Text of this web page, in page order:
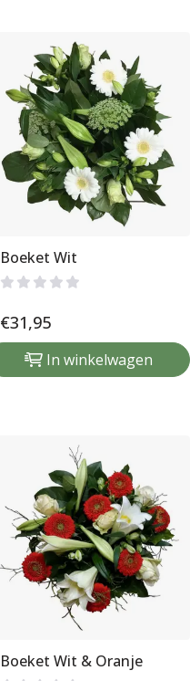
Boeket Wit
€31,95
In winkelwagen
Boeket Wit & Oranje